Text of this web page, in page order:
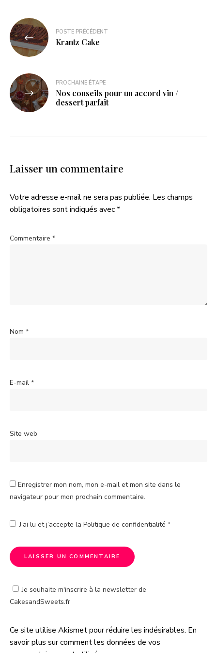
POSTE PRÉCÉDENT
Krantz Cake
PROCHAINE ÉTAPE
Nos conseils pour un accord vin /
dessert parfait
Laisser un commentaire
Votre adresse e-mail ne sera pas publiée. Les champs
obligatoires sont indiqués avec*
Commentaire *
Nom *
E-mail *
Site web
Enregistrer mon nom, mon e-mail et mon site dans le
navigateur pour mon prochain commentaire.
J’ai lu et j’accepte la Politique de confidentialité *
Je souhaite m'inscrire à la newsletter de
CakesandSweets.fr
A
l
Ce site utilise Akismet pour réduire les indésirables. En
savoir plus sur comment les données de vos